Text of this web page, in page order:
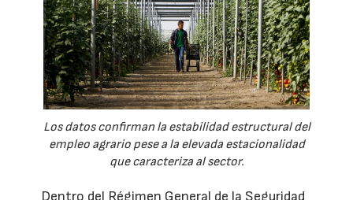
Los datos confirman la estabilidad estructural del
empleo agrario pese a la elevada estacionalidad
que caracteriza al sector.
Dentro del Régimen General de la Seguridad